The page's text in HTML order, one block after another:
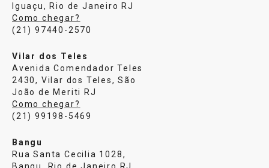
Iguaçu, Rio de Janeiro RJ
Como chegar?
(21) 97440-2570
Vilar dos Teles
Avenida Comendador Teles
2430, Vilar dos Teles, São
João de Meriti RJ
Como chegar?
(21) 99198-5469
Bangu
Rua Santa Cecilia 1028,
Bangu, Rio de Janeiro RJ